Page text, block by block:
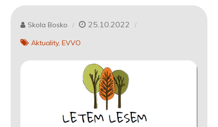
Skola Bosko 25.10.2022
Aktuality EVVO